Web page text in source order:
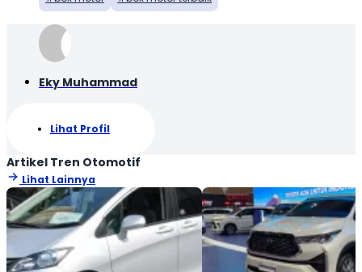
Eky Muhammad
Lihat Profil
Artikel Tren Otomotif
Lihat Lainnya